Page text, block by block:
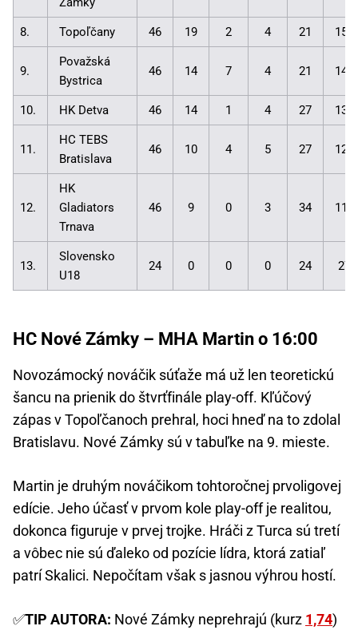
8. Topoľčany 46 19 2 4 21
9.
Považská
Bystrica
46 14 7 4 21
10. HK Detva 46 14 1 4 27
11.
HC TEBS
Bratislava
46 10 4 5 27
12.
HK
Gladiators
Trnava
46 9 0 3 34
13.
Slovensko
U18
24 0 0 0 24
HC Nové Zámky – MHA Martin o 16:00
Novozámocký nováčik súťaže má už len teoretickú
šancu na prienik do štvrťfinále play-off. Kľúčový
zápas v Topoľčanoch prehral, hoci hneď na to zdolal
Bratislavu. Nové Zámky sú v tabuľke na 9. mieste.
Martin je druhým nováčikom tohtoročnej prvoligovej
edície. Jeho účasť v prvom kole play-off je realitou,
dokonca figuruje v prvej trojke. Hráči z Turca sú tretí
a vôbec nie sú ďaleko od pozície lídra, ktorá zatiaľ
patrí Skalici. Nepočítam však s jasnou výhrou hostí.
✅TIP AUTORA: Nové Zámky neprehrajú (kurz 1,74)